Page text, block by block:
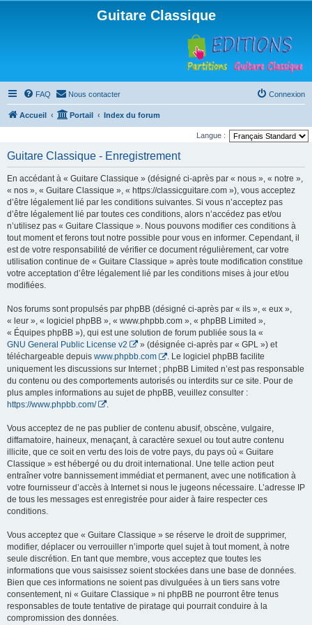
Guitare Classique
FAQ Nous contacter Connexion
Accueil Portail Index du forum
Langue :
Guitare Classique - Enregistrement
En accédant à « Guitare Classique » (désigné ci-après par « nous », « notre »,
« nos », « Guitare Classique », « https://classicguitare.com »), vous acceptez
d’être légalement lié par les conditions suivantes. Si vous n’acceptez pas
d’être légalement lié par toutes ces conditions, alors n’accédez pas et/ou
n’utilisez pas « Guitare Classique ». Nous pouvons modifier ces conditions à
tout moment et ferons tout notre possible pour vous en informer. Cependant, il
est de votre responsabilité de vérifier ce document régulièrement, car votre
utilisation continue de « Guitare Classique » après toute modification constitue
votre acceptation d’être légalement lié par les conditions mises à jour et/ou
modifiées.
Nos forums sont propulsés par phpBB (désigné ci-après par « ils », « eux »,
« leur », « logiciel phpBB », « www.phpbb.com », « phpBB Limited »,
« Équipes phpBB »), qui est une solution de forum publiée sous la «
GNU General Public License v2
» (désignée ci-après par « GPL ») et
téléchargeable depuis www.phpbb.com
. Le logiciel phpBB facilite
uniquement les discussions sur Internet ; phpBB Limited n’est pas responsable
du contenu ou des comportements autorisés ou interdits sur ce site. Pour de
plus amples informations au sujet de phpBB, veuillez consulter :
https://www.phpbb.com/
Vous acceptez de ne pas publier de contenu abusif, obscène, vulgaire,
diffamatoire, haineux, menaçant, à caractère sexuel ou tout autre contenu
illicite, que ce soit en vertu des lois de votre pays, du pays où « Guitare
Classique » est hébergé ou du droit international. Une telle action peut
entraîner votre bannissement immédiat et permanent, avec une notification à
votre fournisseur d’accès à Internet si nous le jugeons nécessaire. L’adresse IP
de tous les messages est enregistrée pour aider à faire respecter ces
conditions.
Vous acceptez que « Guitare Classique » se réserve le droit de supprimer,
modifier, déplacer ou verrouiller n’importe quel sujet à tout moment, à notre
seule discrétion. En tant que membre, vous acceptez que toutes les
informations que vous saisissez soient stockées dans une base de données.
Bien que ces informations ne soient pas divulguées à un tiers sans votre
consentement, ni « Guitare Classique » ni phpBB ne pourront être tenus
responsables de toute tentative de piratage qui pourrait conduire à la
compromission des données.